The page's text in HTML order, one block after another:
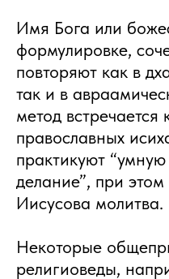
Имя Бога или
формулировке,
повторяют как в
так и в
метод встречается
православных
практикуют
делание”, при этом
Иисусова молитва.
Некоторые
религиоведы,